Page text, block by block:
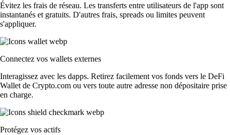
Évitez les frais de réseau. Les transferts entre utilisateurs de l'app sont
instantanés et gratuits. D'autres frais, spreads ou limites peuvent
s'appliquer.
Connectez vos wallets externes
Interagissez avec les dapps. Retirez facilement vos fonds vers le DeFi
Wallet de Crypto.com ou vers toute autre adresse non dépositaire prise
en charge.
Protégez vos actifs